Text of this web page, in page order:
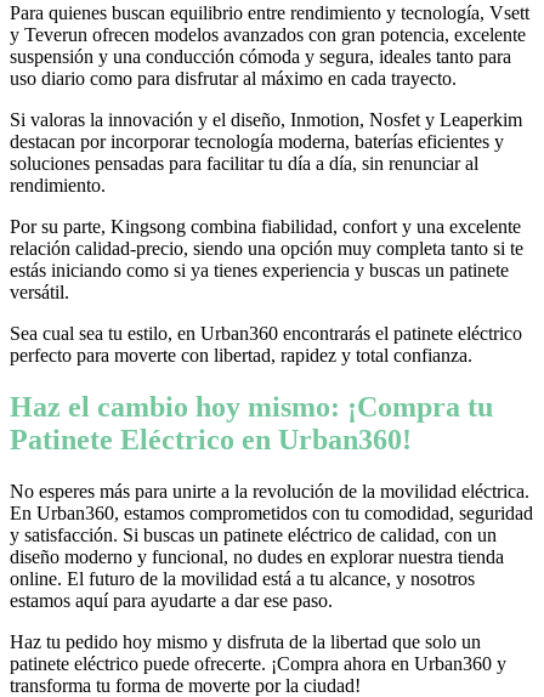
Para quienes buscan equilibrio entre rendimiento y tecnología, Vsett
y Teverun ofrecen modelos avanzados con gran potencia, excelente
suspensión y una conducción cómoda y segura, ideales tanto para
uso diario como para disfrutar al máximo en cada trayecto.
Si valoras la innovación y el diseño, Inmotion, Nosfet y Leaperkim
destacan por incorporar tecnología moderna, baterías eficientes y
soluciones pensadas para facilitar tu día a día, sin renunciar al
rendimiento.
Por su parte, Kingsong combina fiabilidad, confort y una excelente
relación calidad-precio, siendo una opción muy completa tanto si te
estás iniciando como si ya tienes experiencia y buscas un patinete
versátil.
Sea cual sea tu estilo, en Urban360 encontrarás el patinete eléctrico
perfecto para moverte con libertad, rapidez y total confianza.
Haz el cambio hoy mismo: ¡Compra tu
Patinete Eléctrico en Urban360!
No esperes más para unirte a la revolución de la movilidad eléctrica.
En Urban360, estamos comprometidos con tu comodidad, seguridad
y satisfacción. Si buscas un patinete eléctrico de calidad, con un
diseño moderno y funcional, no dudes en explorar nuestra tienda
online. El futuro de la movilidad está a tu alcance, y nosotros
estamos aquí para ayudarte a dar ese paso.
Haz tu pedido hoy mismo y disfruta de la libertad que solo un
patinete eléctrico puede ofrecerte. ¡Compra ahora en Urban360 y
transforma tu forma de moverte por la ciudad!